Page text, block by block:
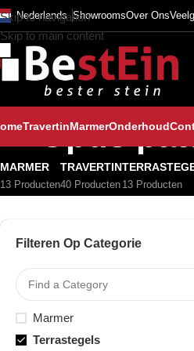
Skip to navigation
Skip to main content
Nederlands ShowroomsOver Ons
TravertinMarmerOnderhoud
Opus
MARMER
13 Producten
TRAVERTIN
40 Producten 13 Producten
Filteren Op Categorie
Marmer
Terrastegels